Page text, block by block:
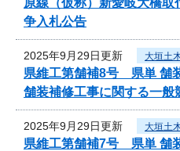
争入札公告
2025年9月29日更新 大垣土
県維工第舗補8号 県単 舗
舗装補修工事に関する一般
2025年9月29日更新 大垣土
県維工第舗補7号 県単 舗